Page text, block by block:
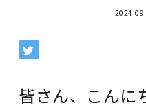
皆さん、こんに